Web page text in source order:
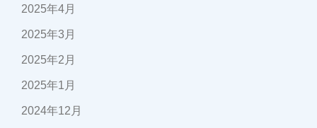
2025年4月
2025年3月
2025年2月
2025年1月
2024年12月